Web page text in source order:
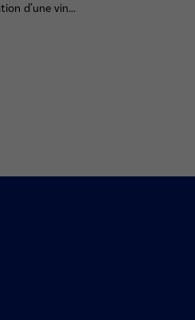
d’une vin...